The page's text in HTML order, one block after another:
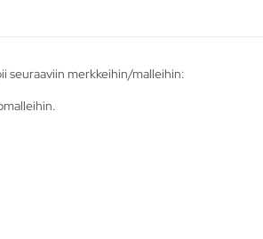
seuraaviin merkkeihin/malleihin: